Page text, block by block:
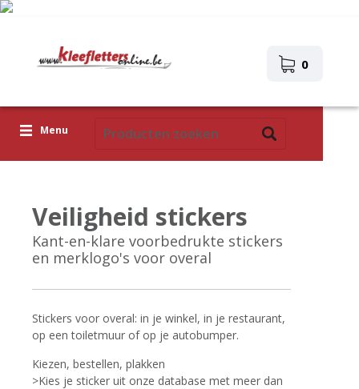
0
Menu
Icoontjes
Plakplaatjes
Veiligheid stickers
Kant-en-klare voorbedrukte stickers
en merklogo's voor overal
Stickers voor overal: in je winkel, in je restaurant,
op een toiletmuur of op je autobumper.
Kiezen, bestellen, plakken
>Kies je sticker uit onze database met meer dan